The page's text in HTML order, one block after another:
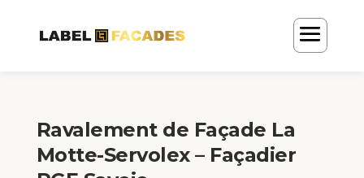
Ravalement de Façade La
Motte-Servolex – Façadier